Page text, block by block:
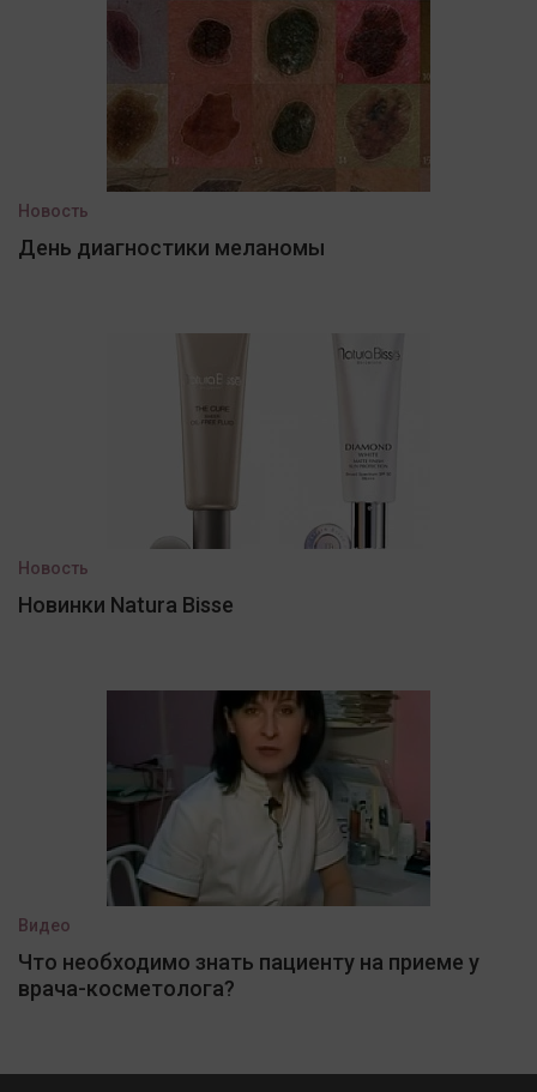
Новость
День диагностики меланомы
Новость
Новинки Natura Bisse
Видео
Что необходимо знать пациенту на приеме у
врача-косметолога?